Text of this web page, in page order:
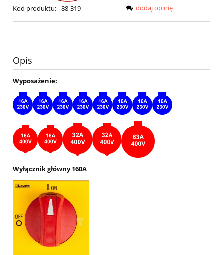
Kod produktu: 88-319
dodaj opinię
Opis
Wyposażenie:
Wyłącznik główny 160A